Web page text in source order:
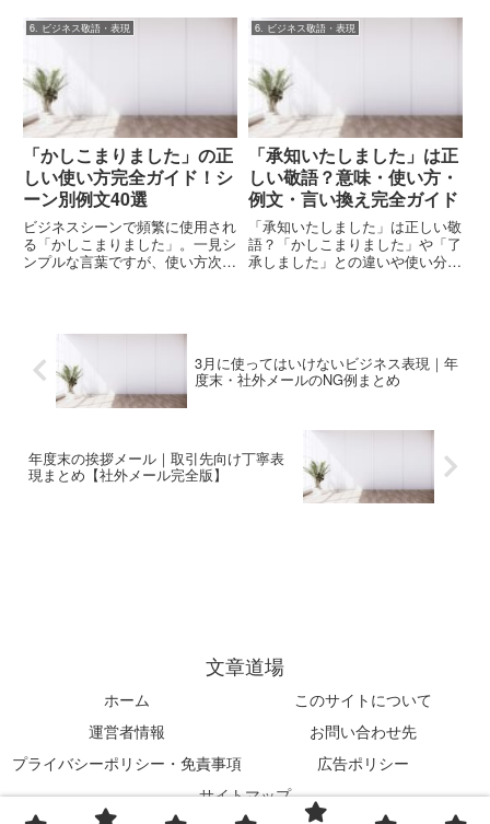
けから類似表現との違いまで実務
で即戦力。
か？本記事では、それぞれの言葉
の意味から、シーン別の正しい使
この記事でわかること「承知しま
し...
6. ビジネス敬語・表現
「かしこまりました」の正
しい使い方完全ガイド！シ
ーン別例文40選
ビジネスシーンで頻繁に使用され
る「かしこまりました」。一見シ
ンプルな言葉ですが、使い方次第
状況に応じた適切な使い分けが求
められます。本記事では、「か
し...
6. ビジネス敬語・表現
「承知いたしました」は正
しい敬語？意味・使い方・
例文・言い換え完全ガイド
「承知いたしました」は正しい敬
語？「かしこまりました」や「了
承しました」との違いや使い分
3月に使ってはいけないビジネス表現｜年
度末・社外メールのNG例まとめ
年度末の挨拶メール｜取引先向け丁寧表
現まとめ【社外メール完全版】
文章道場
ホーム
このサイトについて
運営者情報
お問い合わせ先
プライバシーポリシー・免責事項
広告ポリシー
サイトマップ